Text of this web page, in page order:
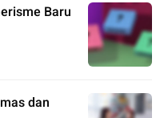
Baru
dan